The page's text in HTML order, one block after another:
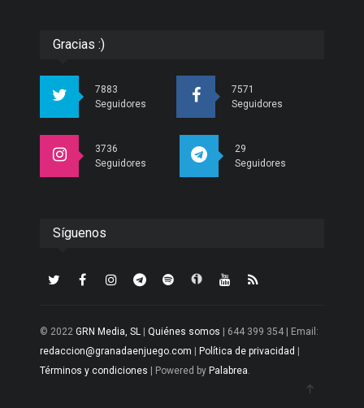
Gracias :)
7883
Seguidores
7571
Seguidores
3736
Seguidores
29
Seguidores
Síguenos
© 2022 GRN Media, SL Quiénes somos | 644 399 354 | Email:
redaccion@granadaenjuego.com
Política de privacidad
Términos y condiciones | Powered by Palabrea.